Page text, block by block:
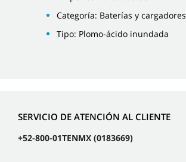
Categoría: Baterías y cargadores
Tipo: Plomo-ácido inundada
SERVICIO DE ATENCIÓN AL CLIENTE
+52-800-01TENMX (0183669)